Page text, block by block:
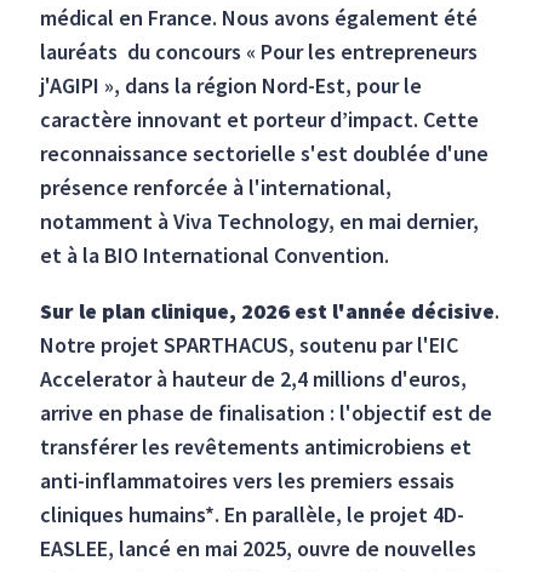
médical en France. Nous avons également été
lauréats du concours « Pour les entrepreneurs
j'AGIPI », dans la région Nord-Est, pour le
caractère innovant et porteur d’impact. Cette
reconnaissance sectorielle s'est doublée d'une
présence renforcée à l'international,
notamment à Viva Technology, en mai dernier,
et à la BIO International Convention.
Sur le plan clinique, 2026 est l'année décisive.
Notre projet SPARTHACUS, soutenu par l'EIC
Accelerator à hauteur de 2,4 millions d'euros,
arrive en phase de finalisation : l'objectif est de
transférer les revêtements antimicrobiens et
anti-inflammatoires vers les premiers essais
cliniques humains*. En parallèle, le projet 4D-
EASLEE, lancé en mai 2025, ouvre de nouvelles